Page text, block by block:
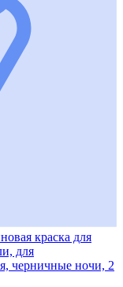
краска для
для
черничные ночи, 2